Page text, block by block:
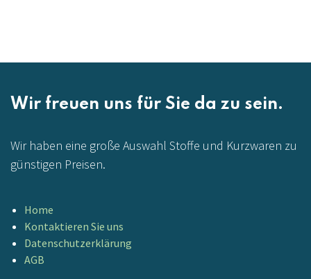
Wir freuen uns für Sie da zu sein.
Wir haben eine große Auswahl Stoffe und Kurzwaren zu
günstigen Preisen.
Home
Kontaktieren Sie uns
Datenschutzerklärung
AGB